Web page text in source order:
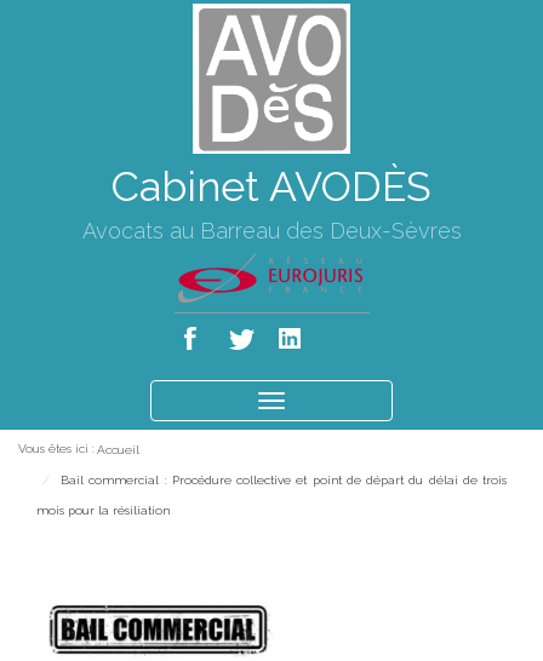
Cabinet AVODÈS
Avocats au Barreau des Deux-Sèvres
le
Vous êtes ici : Accueil
Bail commercial : Procédure collective et point de départ du délai de trois
mois pour la résiliation